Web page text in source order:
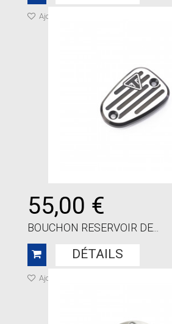
Ajouter à ma liste de cadeaux
55,00 €
BOUCHON RESERVOIR DE...
DÉTAILS
Ajouter à ma liste de cadeaux